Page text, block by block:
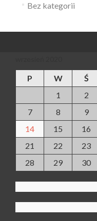
Bez kategorii
P W Ś
1
2
7
8 9
14
15 16
21
22 23
28
29 30